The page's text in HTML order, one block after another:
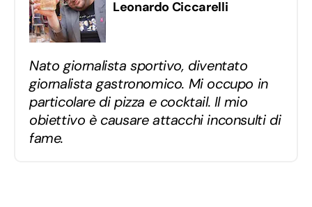
Leonardo Ciccarelli
Nato giornalista sportivo, diventato
giornalista gastronomico. Mi occupo in
particolare di pizza e cocktail. Il mio
obiettivo è causare attacchi inconsulti di
fame.